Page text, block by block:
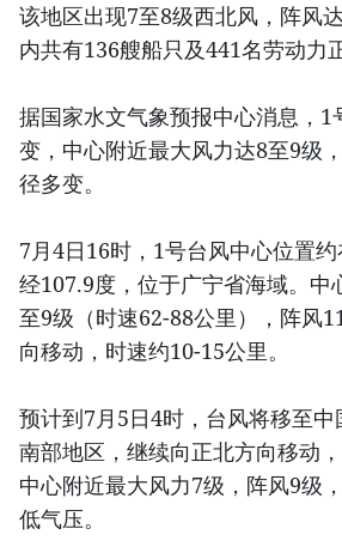
该地区出现7至8级西北风，阵风
内共有136艘船只及441名劳动力
据国家水文气象预报中心消息，1
变，中心附近最大风力达8至9级
径多变。
7月4日16时，1号台风中心位置
经107.9度，位于广宁省海域。中
至9级（时速62-88公里），阵风
向移动，时速约10-15公里。
预计到7月5日4时，台风将移至
南部地区，继续向正北方向移动
中心附近最大风力7级，阵风9级
低气压。